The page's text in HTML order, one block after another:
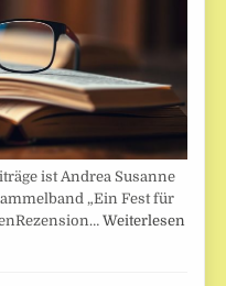
ist Andrea Susanne
„Ein Fest für
Weiterlesen